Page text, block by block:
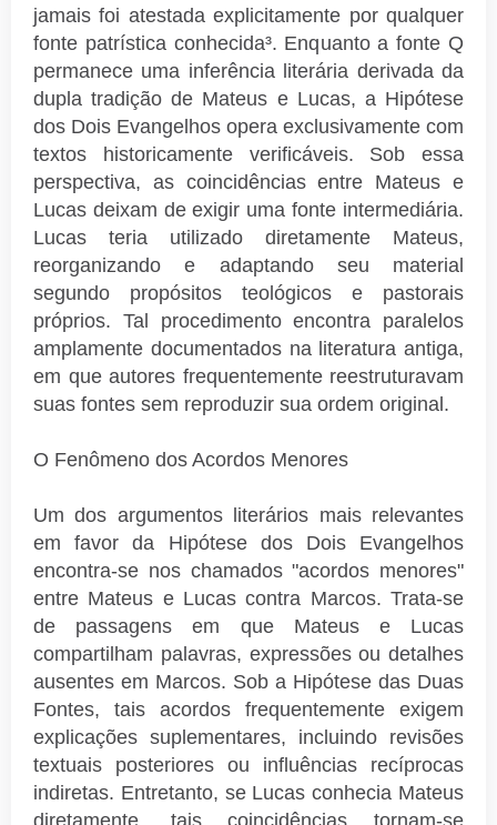
jamais foi atestada explicitamente por qualquer
fonte patrística conhecida³. Enquanto a fonte Q
permanece uma inferência literária derivada da
dupla tradição de Mateus e Lucas, a Hipótese
dos Dois Evangelhos opera exclusivamente com
textos historicamente verificáveis. Sob essa
perspectiva, as coincidências entre Mateus e
Lucas deixam de exigir uma fonte intermediária.
Lucas teria utilizado diretamente Mateus,
reorganizando e adaptando seu material
segundo propósitos teológicos e pastorais
próprios. Tal procedimento encontra paralelos
amplamente documentados na literatura antiga,
em que autores frequentemente reestruturavam
suas fontes sem reproduzir sua ordem original.
O Fenômeno dos Acordos Menores
Um dos argumentos literários mais relevantes
em favor da Hipótese dos Dois Evangelhos
encontra-se nos chamados "acordos menores"
entre Mateus e Lucas contra Marcos. Trata-se
de passagens em que Mateus e Lucas
compartilham palavras, expressões ou detalhes
ausentes em Marcos. Sob a Hipótese das Duas
Fontes, tais acordos frequentemente exigem
explicações suplementares, incluindo revisões
textuais posteriores ou influências recíprocas
indiretas. Entretanto, se Lucas conhecia Mateus
diretamente, tais coincidências tornam-se